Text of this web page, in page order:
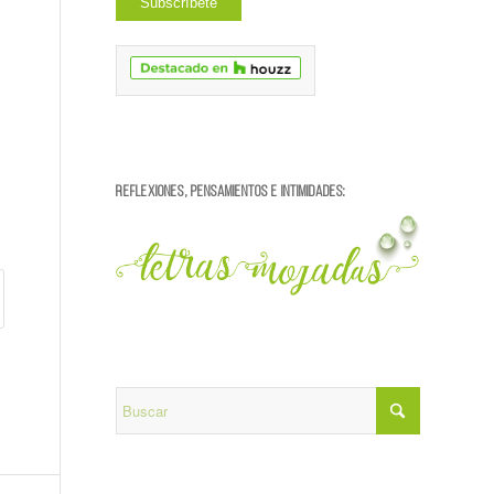
REFLEXIONES, PENSAMIENTOS E INTIMIDADES: